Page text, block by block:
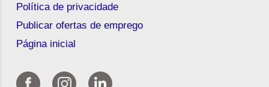
Política de privacidade
Publicar ofertas de emprego
Página inicial